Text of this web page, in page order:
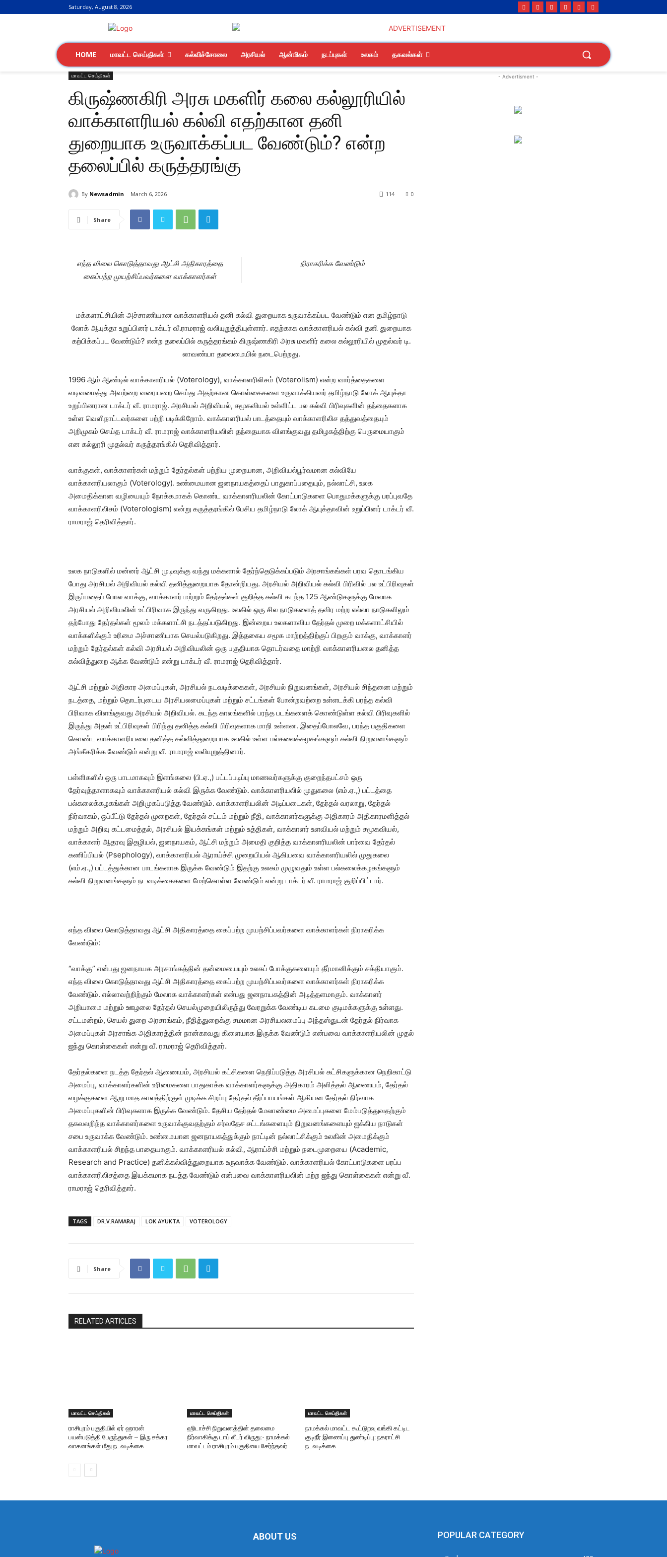
Saturday, August 8, 2026
HOME மாவட்ட செய்திகள் கல்விச்சோலை அரசியல் ஆன்மிகம் நடப்புகள் உலகம் தகவல்கள்
மாவட்ட செய்திகள்
கிருஷ்ணகிரி அரசு மகளிர் கலை கல்லூரியில்
வாக்காளரியல் கல்வி எதற்கான தனி
துறையாக உருவாக்கப்பட வேண்டும்? என்ற
தலைப்பில் கருத்தரங்கு
By Newsadmin March 6, 2026 0
114
Share
எந்த விலை கொடுத்தாவது ஆட்சி அதிகாரத்தை
கைப்பற்ற முயற்சிப்பவர்களை வாக்காளர்கள்
நிராகரிக்க வேண்டும்
மக்களாட்சியின் அச்சாணியான வாக்காளரியல் தனி கல்வி துறையாக உருவாக்கப்பட வேண்டும் என தமிழ்நாடு
லோக் ஆயுக்தா உறுப்பினர் டாக்டர் வீ.ராமராஜ் வலியுறுத்தியுள்ளார். எதற்காக வாக்காளரியல் கல்வி தனி துறையாக
கற்பிக்கப்பட வேண்டும்? என்ற தலைப்பில் கருத்தரங்கம் கிருஷ்ணகிரி அரசு மகளிர் கலை கல்லூரியில் முதல்வர் டி.
லாவண்யா தலைமையில் நடைபெற்றது.
1996 ஆம் ஆண்டில் வாக்காளரியல் (Voterology), வாக்காளரிலிசம் (Voterolism) என்ற வார்த்தைகளை
வடிவமைத்து அவற்றை வரையறை செய்து அதற்கான கொள்கைகளை உருவாக்கியவர் தமிழ்நாடு லோக் ஆயுக்தா
உறுப்பினரான டாக்டர் வீ. ராமராஜ். அரசியல் அறிவியல், சமூகவியல் உள்ளிட்ட பல கல்வி பிரிவுகளின் தந்தைகளாக
உள்ள வெளிநாட்டவர்களை பற்றி படிக்கிறோம். வாக்காளரியல் பாடத்தையும் வாக்காளரிலிச தத்துவத்தையும்
அறிமுகம் செய்த டாக்டர் வீ. ராமராஜ் வாக்காளரியலின் தந்தையாக விளங்குவது தமிழகத்திற்கு பெருமையாகும்
என கல்லூரி முதல்வர் கருத்தரங்கில் தெரிவித்தார்.
வாக்குகள், வாக்காளர்கள் மற்றும் தேர்தல்கள் பற்றிய முறையான, அறிவியல்பூர்வமான கல்வியே
வாக்காளரியலாகும் (Voterology). உண்மையான ஜனநாயகத்தைப் பாதுகாப்பதையும், நல்லாட்சி, உலக
அமைதிக்கான வழியையும் நோக்கமாகக் கொண்ட வாக்காளரியலின் கோட்பாடுகளை பொதுமக்களுக்கு பரப்புவதே
வாக்காளரிலிசம் (Voterologism) என்று கருத்தரங்கில் பேசிய தமிழ்நாடு லோக் ஆயுக்தாவின் உறுப்பினர் டாக்டர் வீ.
ராமராஜ் தெரிவித்தார்.
உலக நாடுகளில் மன்னர் ஆட்சி முடிவுக்கு வந்து மக்களால் தேர்ந்தெடுக்கப்படும் அரசாங்கங்கள் பரவ தொடங்கிய
போது அரசியல் அறிவியல் கல்வி தனித்துறையாக தோன்றியது. அரசியல் அறிவியல் கல்வி பிரிவில் பல உட்பிரிவுகள்
இருப்பதைப் போல வாக்கு, வாக்காளர் மற்றும் தேர்தல்கள் குறித்த கல்வி கடந்த 125 ஆண்டுகளுக்கு மேலாக
அரசியல் அறிவியலின் உட்பிரிவாக இருந்து வருகிறது. உலகில் ஒரு சில நாடுகளைத் தவிர மற்ற எல்லா நாடுகளிலும்
தற்போது தேர்தல்கள் மூலம் மக்களாட்சி நடத்தப்படுகிறது. இன்றைய உலகளாவிய தேர்தல் முறை மக்களாட்சியில்
வாக்களிக்கும் உரிமை அச்சாணியாக செயல்படுகிறது. இத்தகைய சமூக மாற்றத்திற்குப் பிறகும் வாக்கு, வாக்காளர்
மற்றும் தேர்தல்கள் கல்வி அரசியல் அறிவியலின் ஒரு பகுதியாக தொடர்வதை மாற்றி வாக்காளரியலை தனித்த
கல்வித்துறை ஆக்க வேண்டும் என்று டாக்டர் வீ. ராமராஜ் தெரிவித்தார்.
ஆட்சி மற்றும் அதிகார அமைப்புகள், அரசியல் நடவடிக்கைகள், அரசியல் நிறுவனங்கள், அரசியல் சிந்தனை மற்றும்
நடத்தை, மற்றும் தொடர்புடைய அரசியலமைப்புகள் மற்றும் சட்டங்கள் போன்றவற்றை உள்ளடக்கி பரந்த கல்வி
பிரிவாக விளங்குவது அரசியல் அறிவியல். கடந்த காலங்களில் பரந்த படங்களைக் கொண்டுள்ள கல்வி பிரிவுகளில்
இருந்து அதன் உட்பிரிவுகள் பிரிந்து தனித்த கல்வி பிரிவுகளாக மாறி உள்ளன. இதைப்போலவே, பரந்த பகுதிகளை
கொண்ட வாக்காளரியலை தனித்த கல்வித்துறையாக உலகில் உள்ள பல்கலைக்கழகங்களும் கல்வி நிறுவனங்களும்
அங்கீகரிக்க வேண்டும் என்று வீ. ராமராஜ் வலியுறுத்தினார்.
பள்ளிகளில் ஒரு பாடமாகவும் இளங்கலை (பி.ஏ.,) பட்டப்படிப்பு மாணவர்களுக்கு குறைந்தபட்சம் ஒரு
தேர்வுத்தாளாகவும் வாக்காளரியல் கல்வி இருக்க வேண்டும். வாக்காளரியலில் முதுகலை (எம்.ஏ.,) பட்டத்தை
பல்கலைக்கழகங்கள் அறிமுகப்படுத்த வேண்டும். வாக்காளரியலின் அடிப்படைகள், தேர்தல் வரலாறு, தேர்தல்
நிர்வாகம், ஒப்பீட்டு தேர்தல் முறைகள், தேர்தல் சட்டம் மற்றும் நீதி, வாக்காளர்களுக்கு அதிகாரம் அதிகாரமளித்தல்
மற்றும் அறிவு கட்டமைத்தல், அரசியல் இயக்கங்கள் மற்றும் உத்திகள், வாக்காளர் உளவியல் மற்றும் சமூகவியல்,
வாக்காளர் ஆதரவு இதழியல், ஜனநாயகம், ஆட்சி மற்றும் அமைதி குறித்த வாக்காளரியலின் பார்வை தேர்தல்
கணிப்பியல் (Psephology), வாக்காளரியல் ஆராய்ச்சி முறையியல் ஆகியவை வாக்காளரியலில் முதுகலை
(எம்.ஏ.,) பட்டத்துக்கான பாடங்களாக இருக்க வேண்டும் இதற்கு உலகம் முழுவதும் உள்ள பல்கலைக்கழகங்களும்
கல்வி நிறுவனங்களும் நடவடிக்கைகளை மேற்கொள்ள வேண்டும் என்று டாக்டர் வீ. ராமராஜ் குறிப்பிட்டார்.
எந்த விலை கொடுத்தாவது ஆட்சி அதிகாரத்தை கைப்பற்ற முயற்சிப்பவர்களை வாக்காளர்கள் நிராகரிக்க
வேண்டும்:
“வாக்கு” என்பது ஜனநாயக அரசாங்கத்தின் தன்மையையும் உலகப் போக்குகளையும் தீர்மானிக்கும் சக்தியாகும்.
எந்த விலை கொடுத்தாவது ஆட்சி அதிகாரத்தை கைப்பற்ற முயற்சிப்பவர்களை வாக்காளர்கள் நிராகரிக்க
வேண்டும். எல்லாவற்றிற்கும் மேலாக வாக்காளர்கள் என்பது ஜனநாயகத்தின் அடித்தளமாகும். வாக்காளர்
அறியாமை மற்றும் ஊழலை தேர்தல் செயல்முறையிலிருந்து வேரறுக்க வேண்டிய கடமை குடிமக்களுக்கு உள்ளது.
சட்டமன்றம், செயல் துறை அரசாங்கம், நீதித்துறைக்கு சமமான அரசியலமைப்பு அந்தஸ்துடன் தேர்தல் நிர்வாக
அமைப்புகள் அரசாங்க அதிகாரத்தின் நான்காவது கிளையாக இருக்க வேண்டும் என்பவை வாக்காளரியலின் முதல்
ஐந்து கொள்கைகள் என்று வீ. ராமராஜ் தெரிவித்தார்.
தேர்தல்களை நடத்த தேர்தல் ஆணையம், அரசியல் கட்சிகளை நெறிப்படுத்த அரசியல் கட்சிகளுக்கான நெறிகாட்டு
அமைப்பு, வாக்காளர்களின் உரிமைகளை பாதுகாக்க வாக்காளர்களுக்கு அதிகாரம் அளித்தல் ஆணையம், தேர்தல்
வழக்குகளை ஆறு மாத காலத்திற்குள் முடிக்க சிறப்பு தேர்தல் தீர்ப்பாயங்கள் ஆகியன தேர்தல் நிர்வாக
அமைப்புகளின் பிரிவுகளாக இருக்க வேண்டும். தேசிய தேர்தல் மேலாண்மை அமைப்புகளை மேம்படுத்துவதற்கும்
தகவலறிந்த வாக்காளர்களை உருவாக்குவதற்கும் சர்வதேச சட்டங்களையும் நிறுவனங்களையும் ஐக்கிய நாடுகள்
சபை உருவாக்க வேண்டும். உண்மையான ஜனநாயகத்துக்கும் நாட்டின் நல்லாட்சிக்கும் உலகின் அமைதிக்கும்
வாக்காளரியல் சிறந்த பாதையாகும். வாக்காளரியல் கல்வி, ஆராய்ச்சி மற்றும் நடைமுறையை (Academic,
Research and Practice) தனிக்கல்வித்துறையாக உருவாக்க வேண்டும். வாக்காளரியல் கோட்பாடுகளை பரப்ப
வாக்காளரிலிசத்தை இயக்கமாக நடத்த வேண்டும் என்பவை வாக்காளரியலின் மற்ற ஐந்து கொள்கைகள் என்று வீ.
ராமராஜ் தெரிவித்தார்.
TAGS DR.V.RAMARAJ LOK AYUKTA VOTEROLOGY
Share
RELATED ARTICLES
மாவட்ட செய்திகள்
ராசிபுரம் பகுதியில் ஏர் ஹாரன்
பயன்படுத்தி பேருந்துகள் – இரு சக்கர
வாகனங்கள் மீது நடவடிக்கை
மாவட்ட செய்திகள்
ஹிடாச்சி நிறுவனத்தின் தலைமை
நிர்வாகிக்கு டாப் லீடர் விருது:- நாமக்கல்
மாவட்டம் ராசிபுரம் பகுதியை சேர்ந்தவர்
மாவட்ட செய்திகள்
நாமக்கல் மாவட்ட கூட்டுறவு வங்கி கட்டிட
குடிநீர் இணைப்பு துண்டிப்பு: நகராட்சி
நடவடிக்கை
- Advertisment -
ABOUT US POPULAR CATEGORY